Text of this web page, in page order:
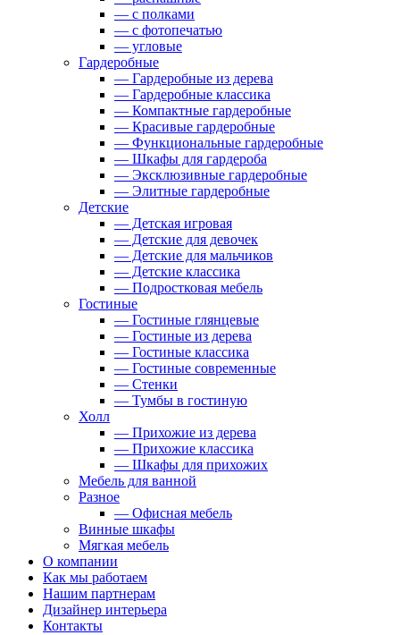
— с полками
— с фотопечатью
— угловые
Гардеробные
— Гардеробные из дерева
— Гардеробные классика
— Компактные гардеробные
— Красивые гардеробные
— Функциональные гардеробные
— Шкафы для гардероба
— Эксклюзивные гардеробные
— Элитные гардеробные
Детские
— Детская игровая
— Детские для девочек
— Детские для мальчиков
— Детские классика
— Подростковая мебель
Гостиные
— Гостиные глянцевые
— Гостиные из дерева
— Гостиные классика
— Гостиные современные
— Стенки
— Тумбы в гостиную
Холл
— Прихожие из дерева
— Прихожие классика
— Шкафы для прихожих
Мебель для ванной
Разное
— Офисная мебель
Винные шкафы
Мягкая мебель
О компании
Как мы работаем
Нашим партнерам
Дизайнер интерьера
Контакты